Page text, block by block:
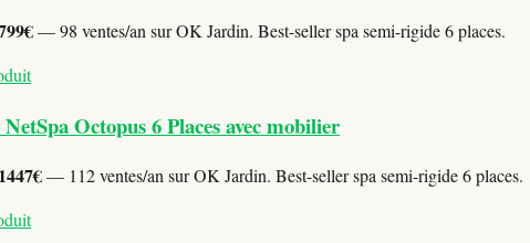
— 98 ventes/an sur OK Jardin. Best-seller spa semi-rigide 6 places.
Octopus 6 Places avec mobilier
1447€— 112 ventes/an sur OK Jardin. Best-seller spa semi-rigide 6 places.